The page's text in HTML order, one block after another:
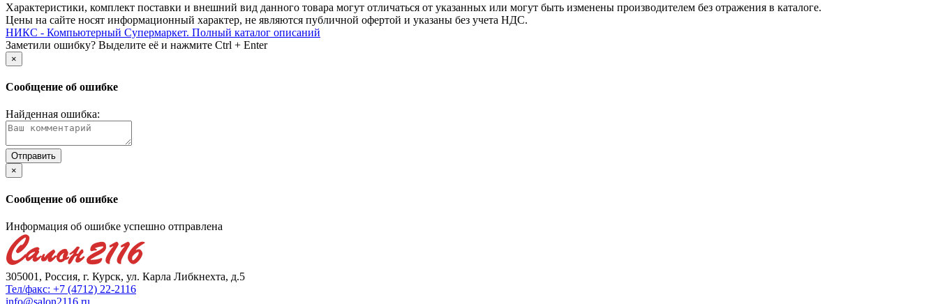
Xарактеристики, комплект поставки и внешний вид данного товара могут отличаться от указанных или могут быть изменены производителем без отражения в каталоге.
Цены на сайте носят информационный характер, не являются публичной офертой и указаны без учета НДС.
НИКС - Компьютерный Cупермаркет. Полный каталог описаний
Заметили ошибку? Выделите её и нажмите Ctrl + Enter
×
Сообщение об ошибке
Найденная ошибка:
×
Сообщение об ошибке
Информация об ошибке успешно отправлена
305001, Россия, г. Курск, ул. Карла Либкнехта, д.5
Тел/факс: +7 (4712) 22-2116
info@salon2116.ru